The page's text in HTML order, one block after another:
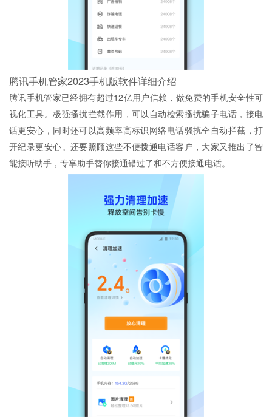
腾讯手机管家2023手机版软件详细介绍
腾讯手机管家已经拥有超过12亿用户信赖，做免费的手机安全性可
视化工具。极强搔扰拦截作用，可以自动检索搔扰骗子电话，接电
话更安心，同时还可以高频率高标识网络电话骚扰全自动拦截，打
开纪录更安心。还要照顾这些不便拨通电话客户，大家又推出了智
能接听助手，专享助手替你接通错过了和不方便接通电话。